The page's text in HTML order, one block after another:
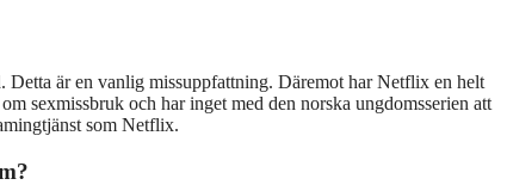
är en vanlig missuppfattning. Däremot har Netflix en helt
sexmissbruk och har inget med den norska ungdomsserien att
som Netflix.